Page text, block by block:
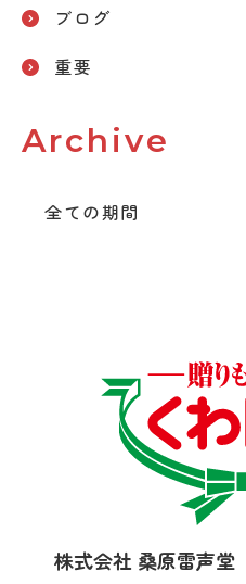
ブログ
重要
Archive
株式会社 桑原雷声堂